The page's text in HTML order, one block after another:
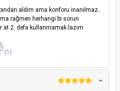
aldım ama konforu inanılmaz .
rağmen herhangi bi sorun
at 2. defa kullanmamak lazım
(1)